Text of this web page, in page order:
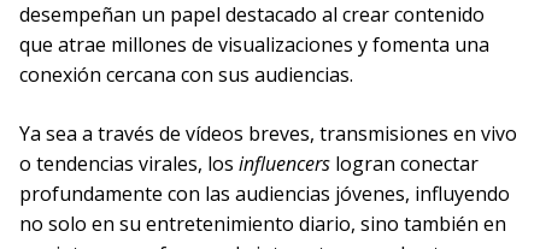
desempeñan un papel destacado al crear contenido
que atrae millones de visualizaciones y fomenta una
conexión cercana con sus audiencias.
Ya sea a través de vídeos breves, transmisiones en vivo
o tendencias virales, los influencers logran conectar
profundamente con las audiencias jóvenes, influyendo
no solo en su entretenimiento diario, sino también en